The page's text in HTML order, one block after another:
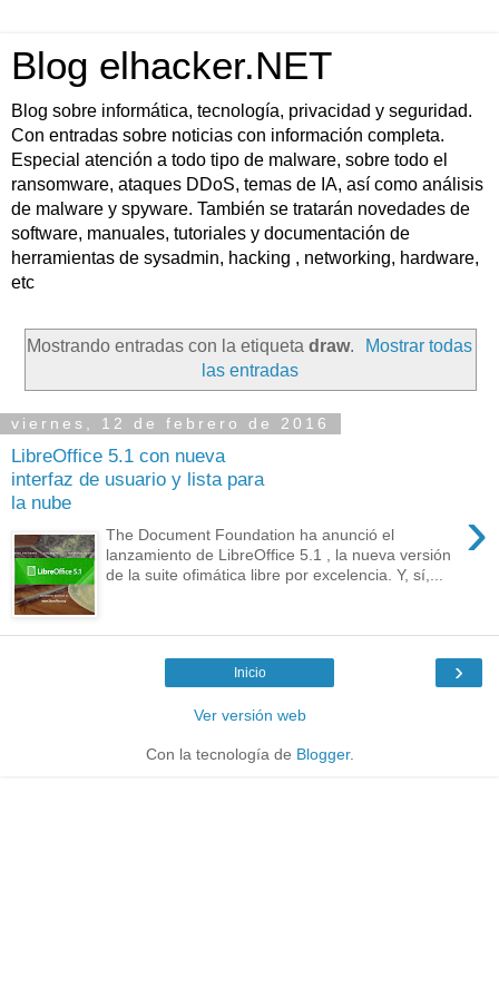
Blog elhacker.NET
Blog sobre informática, tecnología, privacidad y seguridad.
Con entradas sobre noticias con información completa.
Especial atención a todo tipo de malware, sobre todo el
ransomware, ataques DDoS, temas de IA, así como análisis
de malware y spyware. También se tratarán novedades de
software, manuales, tutoriales y documentación de
herramientas de sysadmin, hacking , networking, hardware,
etc
Mostrando entradas con la etiqueta draw.
Mostrar todas
las entradas
viernes, 12 de febrero de 2016
LibreOffice 5.1 con nueva
interfaz de usuario y lista para
la nube
›
The Document Foundation ha anunció el
lanzamiento de LibreOffice 5.1 , la nueva versión
de la suite ofimática libre por excelencia. Y, sí,...
›
Inicio
Ver versión web
Con la tecnología de Blogger.